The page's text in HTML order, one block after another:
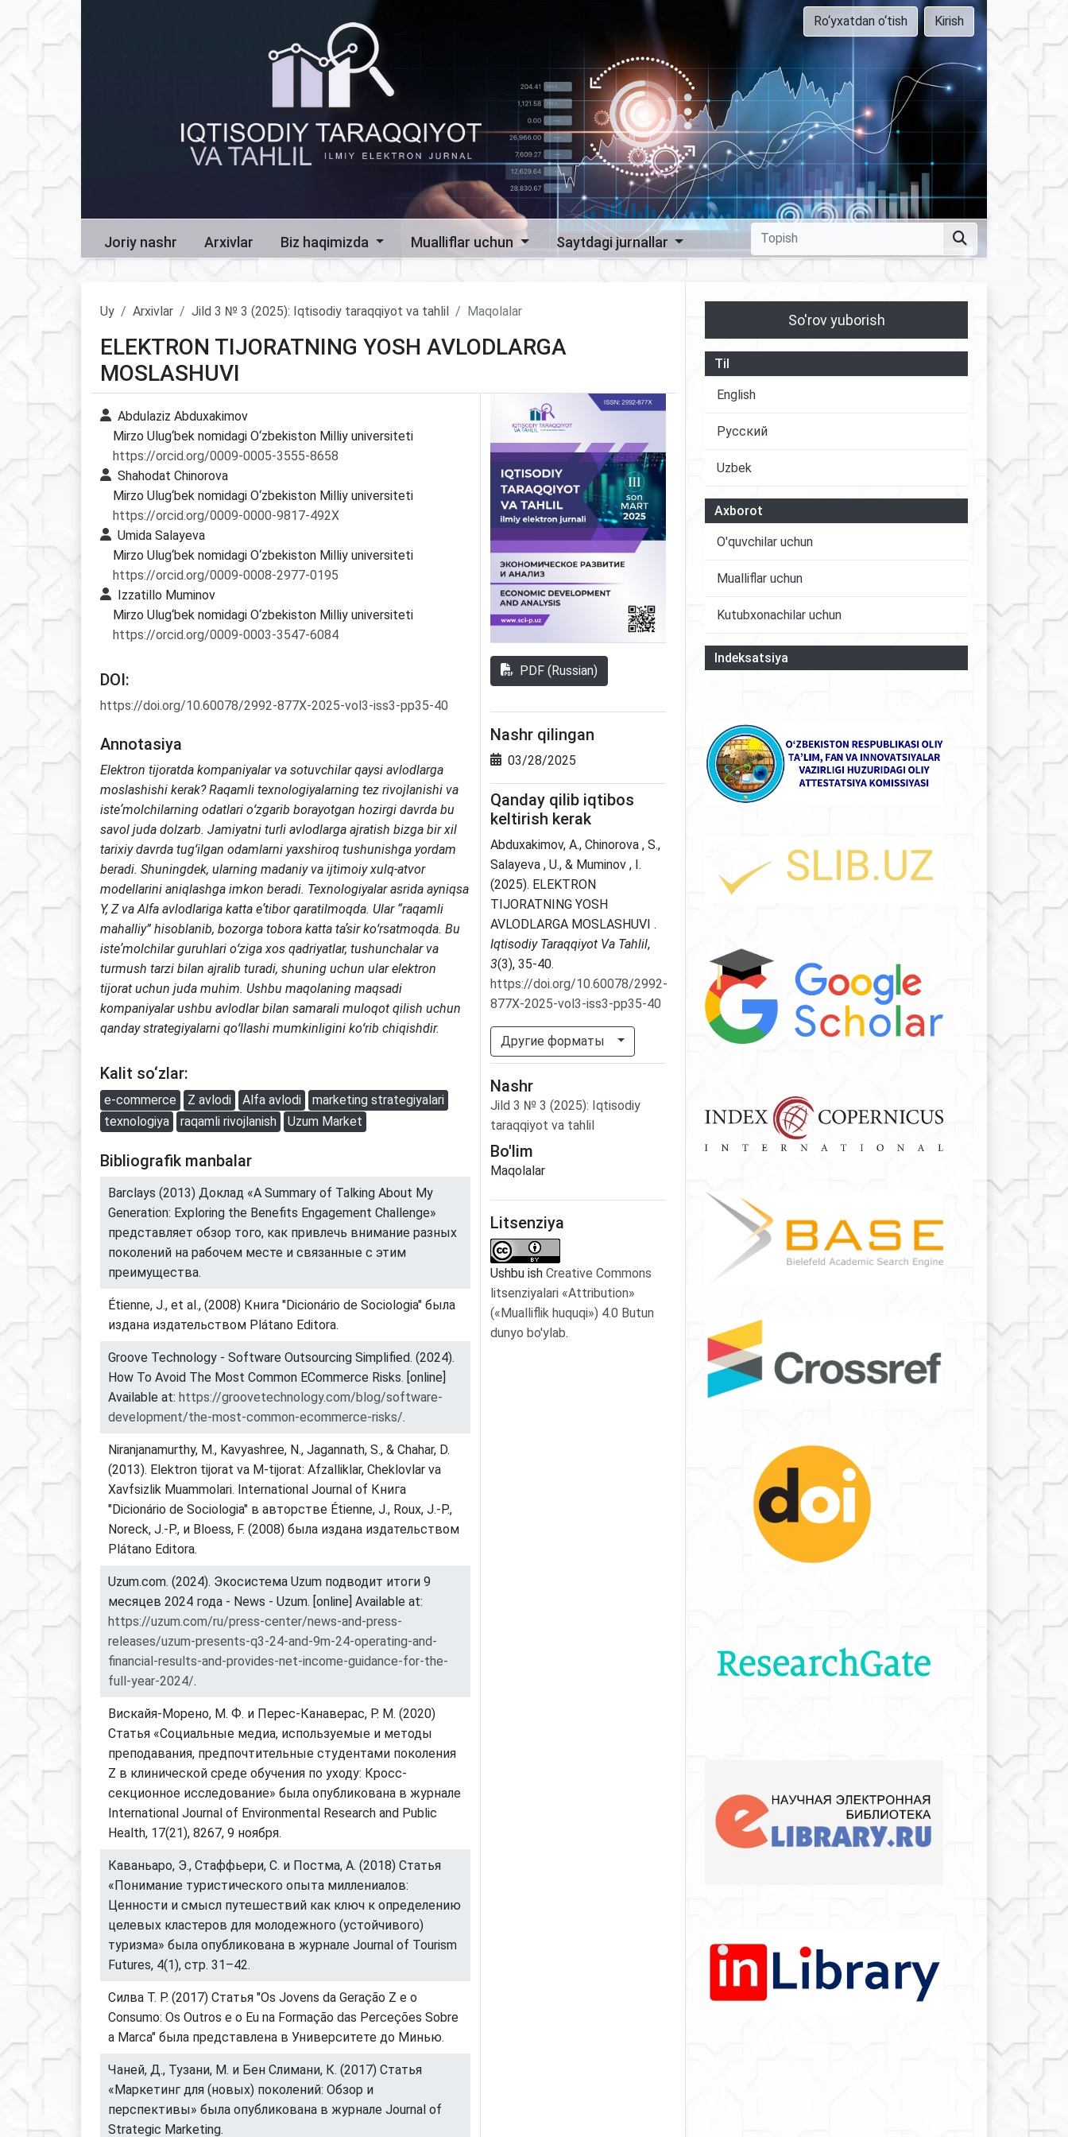
Ro‘yxatdan o‘tish Kirish
Joriy nashr Arxivlar Biz haqimizda Mualliflar uchun Saytdagi jurnallar
Uy Arxivlar Jild 3 № 3 (2025): Iqtisodiy taraqqiyot va tahlil Maqolalar
ELEKTRON TIJORATNING YOSH AVLODLARGA
MOSLASHUVI
Abdulaziz Abduxakimov
Mirzo Ulug‘bek nomidagi O‘zbekiston Milliy universiteti
https://orcid.org/0009-0005-3555-8658
Shahodat Chinorova
Mirzo Ulug‘bek nomidagi O‘zbekiston Milliy universiteti
https://orcid.org/0009-0000-9817-492X
Umida Salayeva
Mirzo Ulug‘bek nomidagi O‘zbekiston Milliy universiteti
https://orcid.org/0009-0008-2977-0195
Izzatillo Muminov
Mirzo Ulug‘bek nomidagi O‘zbekiston Milliy universiteti
https://orcid.org/0009-0003-3547-6084
DOI:
https://doi.org/10.60078/2992-877X-2025-vol3-iss3-pp35-40
Annotasiya
Elektron tijoratda kompaniyalar va sotuvchilar qaysi avlodlarga
moslashishi kerak? Raqamli texnologiyalarning tez rivojlanishi va
isteʼmolchilarning odatlari oʻzgarib borayotgan hozirgi davrda bu
savol juda dolzarb. Jamiyatni turli avlodlarga ajratish bizga bir xil
tarixiy davrda tugʻilgan odamlarni yaxshiroq tushunishga yordam
beradi. Shuningdek, ularning madaniy va ijtimoiy xulq-atvor
modellarini aniqlashga imkon beradi. Texnologiyalar asrida ayniqsa
Y, Z va Alfa avlodlariga katta eʼtibor qaratilmoqda. Ular “raqamli
mahalliy” hisoblanib, bozorga tobora katta taʼsir koʻrsatmoqda. Bu
isteʼmolchilar guruhlari oʻziga xos qadriyatlar, tushunchalar va
turmush tarzi bilan ajralib turadi, shuning uchun ular elektron
tijorat uchun juda muhim. Ushbu maqolaning maqsadi
kompaniyalar ushbu avlodlar bilan samarali muloqot qilish uchun
qanday strategiyalarni qoʻllashi mumkinligini koʻrib chiqishdir.
Kalit so‘zlar:
e-commerce Z avlodi Alfa avlodi
marketing strategiyalari
texnologiya
raqamli rivojlanish Uzum Market
Bibliografik manbalar
Barclays (2013) Доклад «A Summary of Talking About My
Generation: Exploring the Benefits Engagement Challenge»
представляет обзор того, как привлечь внимание разных
поколений на рабочем месте и связанные с этим
преимущества.
Étienne, J., et al., (2008) Книга "Dicionário de Sociologia" была
издана издательством Plátano Editora.
Groove Technology - Software Outsourcing Simplified. (2024).
How To Avoid The Most Common ECommerce Risks. [online]
Available at: https://groovetechnology.com/blog/software-
development/the-most-common-ecommerce-risks/.
Niranjanamurthy, M., Kavyashree, N., Jagannath, S., & Chahar, D.
(2013). Elektron tijorat va M-tijorat: Afzalliklar, Cheklovlar va
Xavfsizlik Muammolari. International Journal of Книга
"Dicionário de Sociologia" в авторстве Étienne, J., Roux, J.-P.,
Noreck, J.-P., и Bloess, F. (2008) была издана издательством
Plátano Editora.
Uzum.com. (2024). Экосистема Uzum подводит итоги 9
месяцев 2024 года - News - Uzum. [online] Available at:
https://uzum.com/ru/press-center/news-and-press-
releases/uzum-presents-q3-24-and-9m-24-operating-and-
financial-results-and-provides-net-income-guidance-for-the-
full-year-2024/.
Вискайя-Морено, М. Ф. и Перес-Канаверас, Р. М. (2020)
Статья «Социальные медиа, используемые и методы
преподавания, предпочтительные студентами поколения
Z в клинической среде обучения по уходу: Кросс-
секционное исследование» была опубликована в журнале
International Journal of Environmental Research and Public
Health, 17(21), 8267, 9 ноября.
Каваньаро, Э., Стаффьери, С. и Постма, А. (2018) Статья
«Понимание туристического опыта миллениалов:
Ценности и смысл путешествий как ключ к определению
целевых кластеров для молодежного (устойчивого)
туризма» была опубликована в журнале Journal of Tourism
Futures, 4(1), стр. 31–42.
Силва Т. Р. (2017) Статья "Os Jovens da Geração Z e o
Consumo: Os Outros e o Eu na Formação das Perceções Sobre
a Marca" была представлена в Университете до Минью.
Чаней, Д., Тузани, М. и Бен Слимани, К. (2017) Статья
«Маркетинг для (новых) поколений: Обзор и
перспективы» была опубликована в журнале Journal of
Strategic Marketing.
PDF (Russian)
Nashr qilingan
03/28/2025
Qanday qilib iqtibos
keltirish kerak
Abduxakimov, A., Chinorova , S.,
Salayeva , U., & Muminov , I.
(2025). ELEKTRON
TIJORATNING YOSH
AVLODLARGA MOSLASHUVI .
Iqtisodiy Taraqqiyot Va Tahlil,
3(3), 35-40.
https://doi.org/10.60078/2992-
877X-2025-vol3-iss3-pp35-40
Другие форматы
Nashr
Jild 3 № 3 (2025): Iqtisodiy
taraqqiyot va tahlil
Bo'lim
Maqolalar
Litsenziya
Ushbu ish Creative Commons
litsenziyalari «Attribution»
(«Mualliflik huquqi») 4.0 Butun
dunyo bo'ylab.
So'rov yuborish
Til
English
Русский
Uzbek
Axborot
O'quvchilar uchun
Mualliflar uchun
Kutubxonachilar uchun
Indeksatsiya